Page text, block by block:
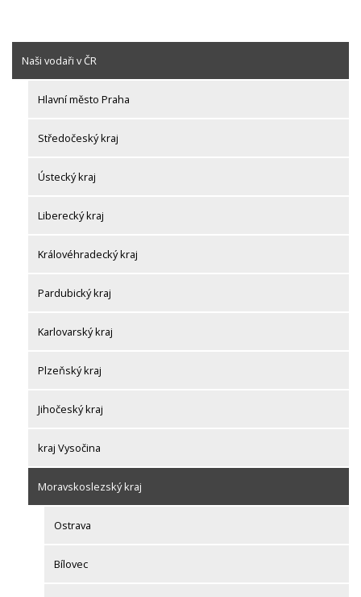
Naši vodaři v ČR
Hlavní město Praha
Středočeský kraj
Ústecký kraj
Liberecký kraj
Královéhradecký kraj
Pardubický kraj
Karlovarský kraj
Plzeňský kraj
Jihočeský kraj
kraj Vysočina
Moravskoslezský kraj
Ostrava
Bílovec